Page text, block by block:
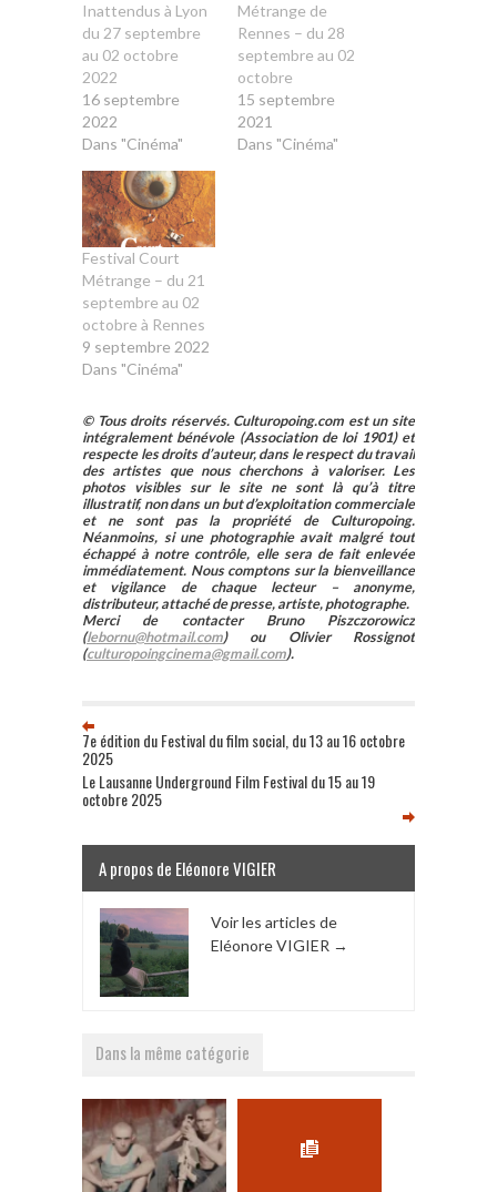
Inattendus à Lyon
du 27 septembre
au 02 octobre
2022
16 septembre
2022
Dans "Cinéma"
Métrange de
Rennes – du 28
septembre au 02
octobre
15 septembre
2021
Dans "Cinéma"
Festival Court
Métrange – du 21
septembre au 02
octobre à Rennes
9 septembre 2022
Dans "Cinéma"
© Tous droits réservés. Culturopoing.com est un site
intégralement bénévole (Association de loi 1901) et
respecte les droits d’auteur, dans le respect du travail
des artistes que nous cherchons à valoriser. Les
photos visibles sur le site ne sont là qu’à titre
illustratif, non dans un but d’exploitation commerciale
et ne sont pas la propriété de Culturopoing.
Néanmoins, si une photographie avait malgré tout
échappé à notre contrôle, elle sera de fait enlevée
immédiatement. Nous comptons sur la bienveillance
et vigilance de chaque lecteur – anonyme,
distributeur, attaché de presse, artiste, photographe.
Merci de contacter Bruno Piszczorowicz
(lebornu@hotmail.com) ou Olivier Rossignot
(culturopoingcinema@gmail.com).
7e édition du Festival du film social, du 13 au 16 octobre
2025
Le Lausanne Underground Film Festival du 15 au 19
octobre 2025
A propos de Eléonore VIGIER
Voir les articles de
Eléonore VIGIER →
Dans la même catégorie